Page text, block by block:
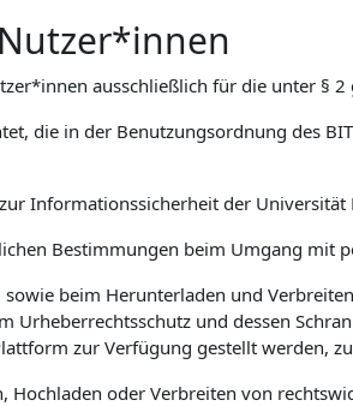
ausschließlich für die unter §
die in der Benutzungsordnung des
Informationssicherheit der Universität
Bestimmungen beim Umgang mit
beim Herunterladen und
Urheberrechtsschutz und dessen
zur Verfügung gestellt werden,
Hochladen oder Verbreiten von